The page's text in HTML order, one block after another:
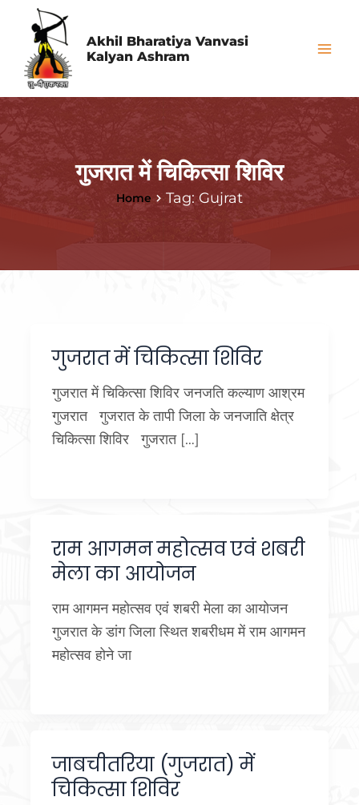
content
Akhil Bharatiya Vanvasi
Kalyan Ashram
गुजरात में चिकित्सा शिविर
Home Tag: Gujrat
गुजरात में चिकित्सा शिविर
गुजरात में चिकित्सा शिविर जनजति कल्याण आश्रम
गुजरात गुजरात के तापी जिला के जनजाति क्षेत्र
चिकित्सा शिविर गुजरात […]
राम आगमन महोत्सव एवं शबरी
मेला का आयोजन
राम आगमन महोत्सव एवं शबरी मेला का आयोजन
गुजरात के डांग जिला स्थित शबरीधम में राम आगमन
महोत्सव होने जा
जाबचीतरिया (गुजरात) में
चिकित्सा शिविर